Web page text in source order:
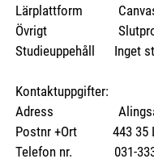
Lärplattform
Övrigt Slutprov
Studieuppehåll Inget
Kontaktuppgifter:
Adress
Postnr +Ort 443 35
Telefon nr. 031-